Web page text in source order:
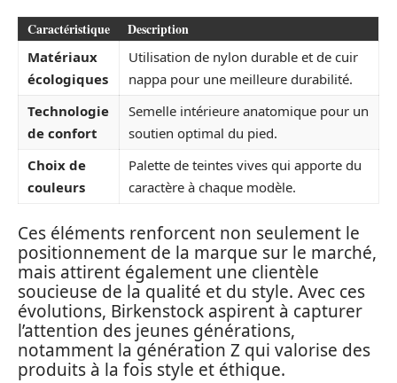
Caractéristique Description
Matériaux
écologiques
Utilisation de nylon durable et de cuir
nappa pour une meilleure durabilité.
Technologie
de confort
Semelle intérieure anatomique pour un
soutien optimal du pied.
Choix de
couleurs
Palette de teintes vives qui apporte du
caractère à chaque modèle.
Ces éléments renforcent non seulement le
positionnement de la marque sur le marché,
mais attirent également une clientèle
soucieuse de la qualité et du style. Avec ces
évolutions, Birkenstock aspirent à capturer
l’attention des jeunes générations,
notamment la génération Z qui valorise des
produits à la fois style et éthique.